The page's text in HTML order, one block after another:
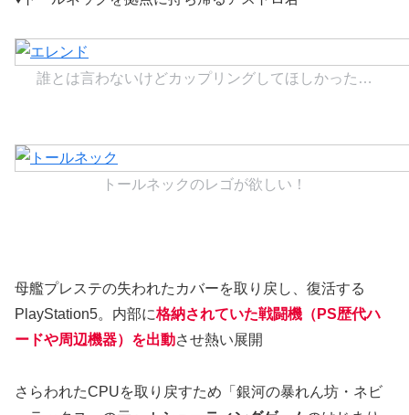
誰とは言わないけどカップリングしてほしかった…
トールネックのレゴが欲しい！
母艦プレステの失われたカバーを取り戻し、復活する
PlayStation5。内部に格納されていた戦闘機（PS歴代ハ
ードや周辺機器）を出動させ熱い展開
さらわれたCPUを取り戻すため「銀河の暴れん坊・ネビ